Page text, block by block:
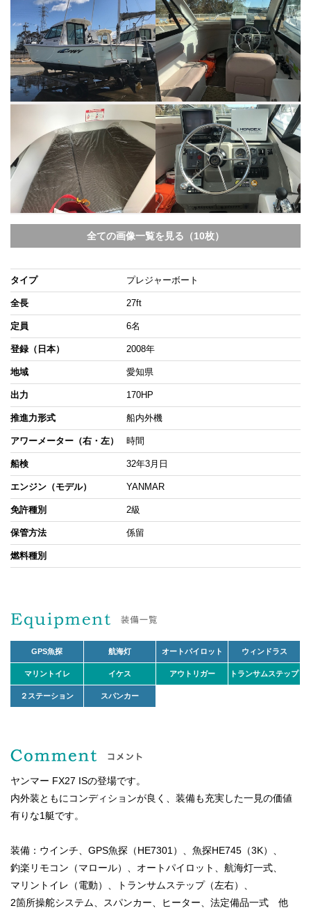
全ての画像一覧を見る（10枚）
タイプ プレジャーボート
全長 27ft
定員 6名
登録（日本） 2008年
地域 愛知県
出力 170HP
推進力形式 船内外機
アワーメーター（右・左） 時間
船検 32年3月日
エンジン（モデル） YANMAR
免許種別 2級
保管方法 係留
燃料種別
GPS魚探 航海灯 オートパイロット ウィンドラス
マリントイレ イケス アウトリガー トランサムステップ
２ステーション スパンカー
ヤンマー FX27 ISの登場です。
内外装ともにコンディションが良く、装備も充実した一見の価値
有りな1艇です。
装備：ウインチ、GPS魚探（HE7301）、魚探HE745（3K）、
釣楽リモコン（マロール）、オートパイロット、航海灯一式、
マリントイレ（電動）、トランサムステップ（左右）、
2箇所操舵システム、スパンカー、ヒーター、法定備品一式 他